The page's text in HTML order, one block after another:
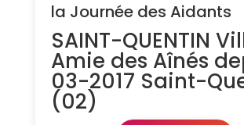
la Journée des Aidants
SAINT-QUENTIN
Amie des Aînés
03-2017 Saint-
(02)